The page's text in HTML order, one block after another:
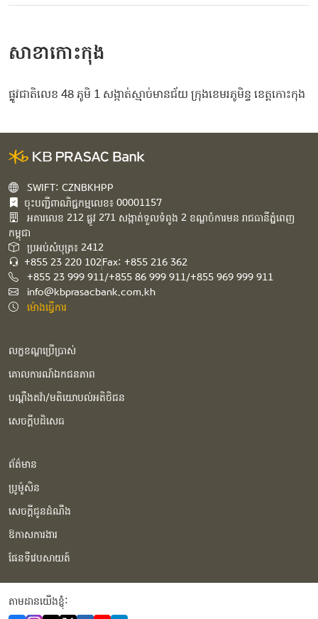
សាខាកោះកុង
ផ្លូវជាតិលេខ 48 ភូមិ 1 សង្កាត់ស្មាច់មានជ័យ ក្រុងខេមរភូមិន្ទ ខេត្តកោះកុង
SWIFT: CZNBKHPP
ចុះបញ្ជីពាណិជ្ជកម្មលេខ៖ 00001157
អគារ​លេខ​ 212 ផ្លូវ 271 សង្កាត់ទួលទំពូង 2 ខណ្ឌចំការមន រាជធានីភ្នំពេញ
កម្ពុជា​
ប្រអប់សំបុត្រ៖ 2412
+855 23 220 102Fax: +855 216 362
+855 23 999 911/+855 86 999 911/+855 969 999 911
info@kbprasacbank.com.kh
ម៉ោងធ្វើការ
លក្ខខណ្ឌប្រើប្រាស់
គោលការណ៍ឯកជនភាព
បណ្ដឹងតវ៉ា/មតិយោបល់អតិថិជន
សេចក្ដីបដិសេធ
ព័ត៌មាន
ប្រូម៉ូសិន
សេចក្ដីជូនដំណឹង
ឱកាសការងារ
ផែនទីវេបសាយត៍
តាមដានយើងខ្ញុំំ: